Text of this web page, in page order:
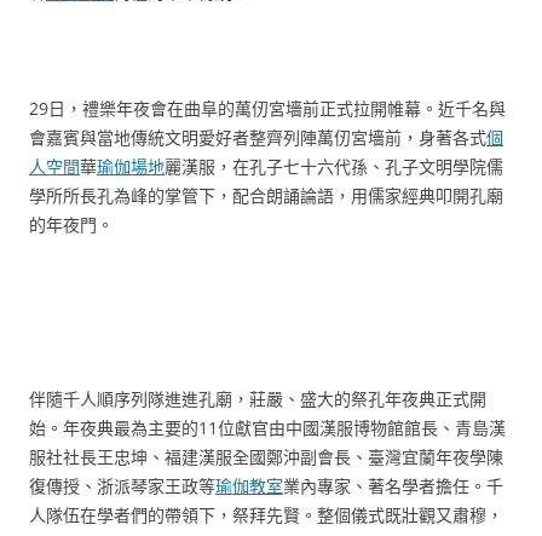
29日，禮樂年夜會在曲阜的萬仞宮墻前正式拉開帷幕。近千名與
會嘉賓與當地傳統文明愛好者整齊列陣萬仞宮墻前，身著各式個
人空間華瑜伽場地麗漢服，在孔子七十六代孫、孔子文明學院儒
學所所長孔為峰的掌管下，配合朗誦論語，用儒家經典叩開孔廟
的年夜門。
伴隨千人順序列隊進進孔廟，莊嚴、盛大的祭孔年夜典正式開
始。年夜典最為主要的11位獻官由中國漢服博物館館長、青島漢
服社社長王忠坤、福建漢服全國鄭沖副會長、臺灣宜蘭年夜學陳
復傳授、浙派琴家王政等瑜伽教室業內專家、著名學者擔任。千
人隊伍在學者們的帶領下，祭拜先賢。整個儀式既壯觀又肅穆，